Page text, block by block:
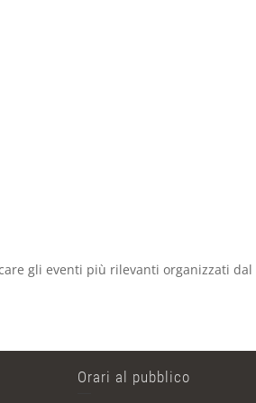
gli eventi più rilevanti organizzati
Orari al pubblico